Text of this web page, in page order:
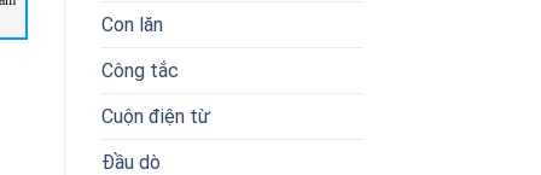
Con lăn
Công tắc
Cuộn điện từ
Đầu dò